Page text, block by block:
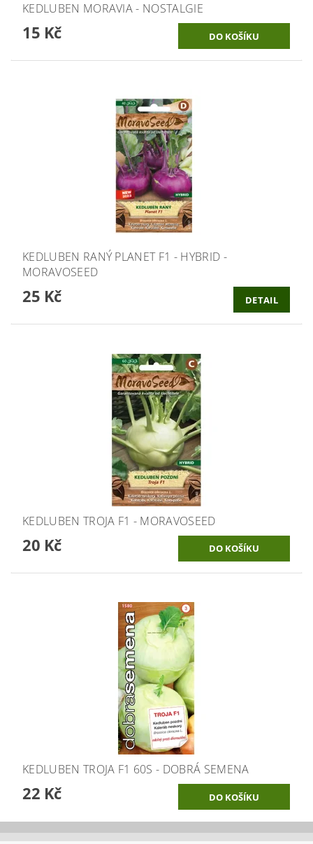
KEDLUBEN MORAVIA - NOSTALGIE
15 Kč
KEDLUBEN RANÝ PLANET F1 - HYBRID -
MORAVOSEED
25 Kč DETAIL
KEDLUBEN TROJA F1 - MORAVOSEED
20 Kč
KEDLUBEN TROJA F1 60S - DOBRÁ SEMENA
22 Kč